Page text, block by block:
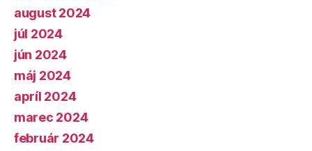
august 2024
júl 2024
jún 2024
máj 2024
apríl 2024
marec 2024
február 2024